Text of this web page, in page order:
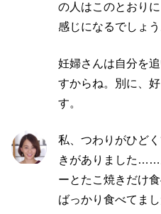
の人はこのとおり
感じになるでしょう
妊婦さんは自分を
すからね。別に、
す。
私、つわりがひど
きがありました ……
ーとたこ焼きだけ
ばっかり食べてまし